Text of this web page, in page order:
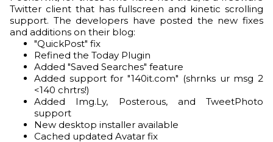
Twitter client that has fullscreen and kinetic scrolling
support. The developers have posted the new fixes
and additions on their blog:
"QuickPost" fix
Refined the Today Plugin
Added "Saved Searches" feature
Added support for "140it.com" (shrnks ur msg 2
<140 chrtrs!)
Added Img.Ly, Posterous, and TweetPhoto
support
New desktop installer available
Cached updated Avatar fix